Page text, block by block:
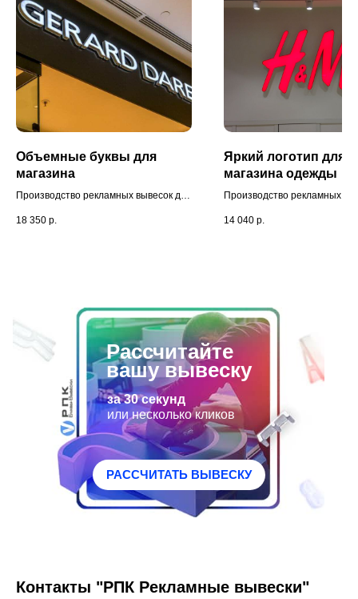
Объемные буквы для
магазина
Производство рекламных вывесок для
см. Вывеска доставлена и
18 350 р.
Яркий логотип для
магазина одежды
Производство рекламных
Дизайн-проект разработан
14 040 р.
Рассчитайте
вашу вывеску
за 30 секунд
или несколько кликов
РАССЧИТАТЬ ВЫВЕСКУ
Контакты "РПК Рекламные вывески"